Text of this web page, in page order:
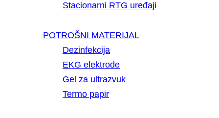
Stacionarni RTG uređaji
POTROŠNI MATERIJAL
Dezinfekcija
EKG elektrode
Gel za ultrazvuk
Termo papir